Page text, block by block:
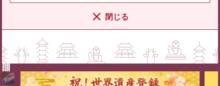
閉じる